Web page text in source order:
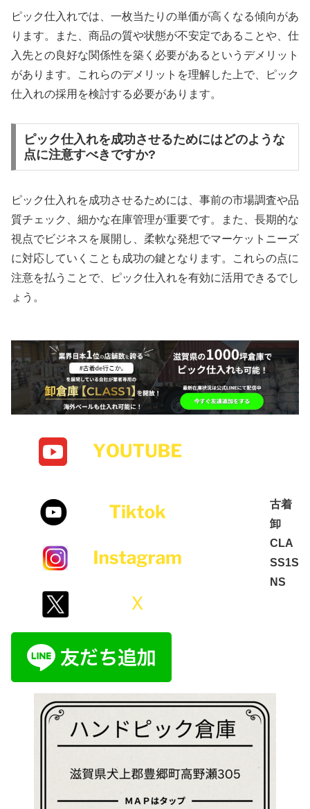
ピック仕入れでは、一枚当たりの単価が高くなる傾向があ
ります。また、商品の質や状態が不安定であることや、仕
入先との良好な関係性を築く必要があるというデメリット
があります。これらのデメリットを理解した上で、ピック
仕入れの採用を検討する必要があります。
ピック仕入れを成功させるためにはどのような
点に注意すべきですか?
ピック仕入れを成功させるためには、事前の市場調査や品
質チェック、細かな在庫管理が重要です。また、長期的な
視点でビジネスを展開し、柔軟な発想でマーケットニーズ
に対応していくことも成功の鍵となります。これらの点に
注意を払うことで、ピック仕入れを有効に活用できるでし
ょう。
古着
卸
CLA
SS1S
NS